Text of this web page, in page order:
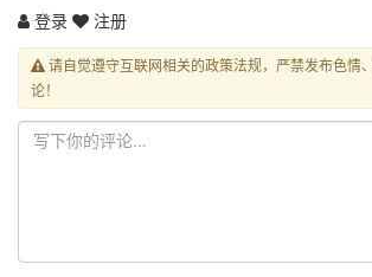
登录 注册
请自觉遵守互联网相关的政策法规，严禁发布色情
论！